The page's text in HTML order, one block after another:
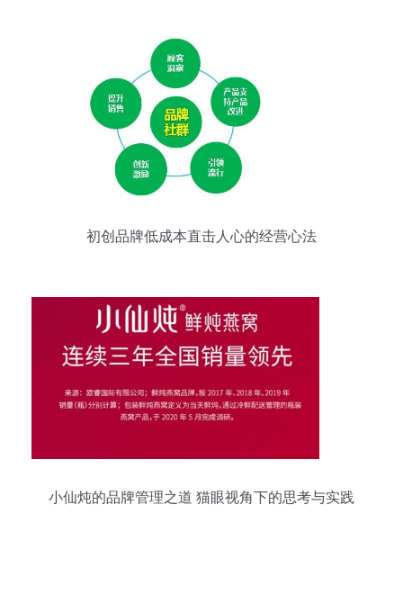
初创品牌低成本直击人心的经营心法
小仙炖的品牌管理之道 猫眼视角下的思考与实践